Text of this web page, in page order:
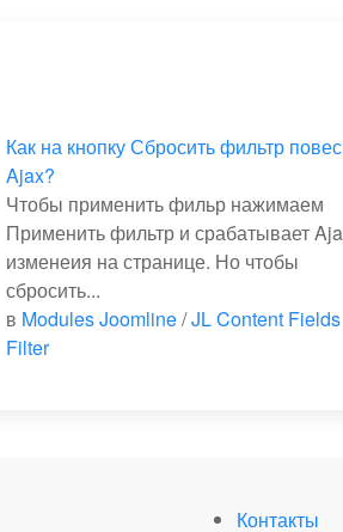
Как на кнопку Сбросить фильтр
Ajax?
Чтобы применить фильр нажимаем
Применить фильтр и срабатывает
изменеия на странице. Но чтобы
сбросить...
в Modules Joomline/JL Content Fields
Filter
Контакты